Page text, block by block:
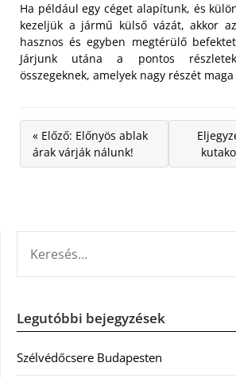
Ha például egy céget alapítunk, és
kezeljük a jármű külső vázát, akkor
hasznos és egyben megtérülő
Járjunk utána a pontos
összegeknek, amelyek nagy részét
« Előző: Előnyös ablak
árak várják nálunk!
Legutóbbi bejegyzések
Szélvédőcsere Budapesten